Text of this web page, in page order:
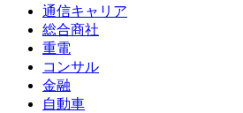
通信キャリア
総合商社
重電
コンサル
金融
自動車